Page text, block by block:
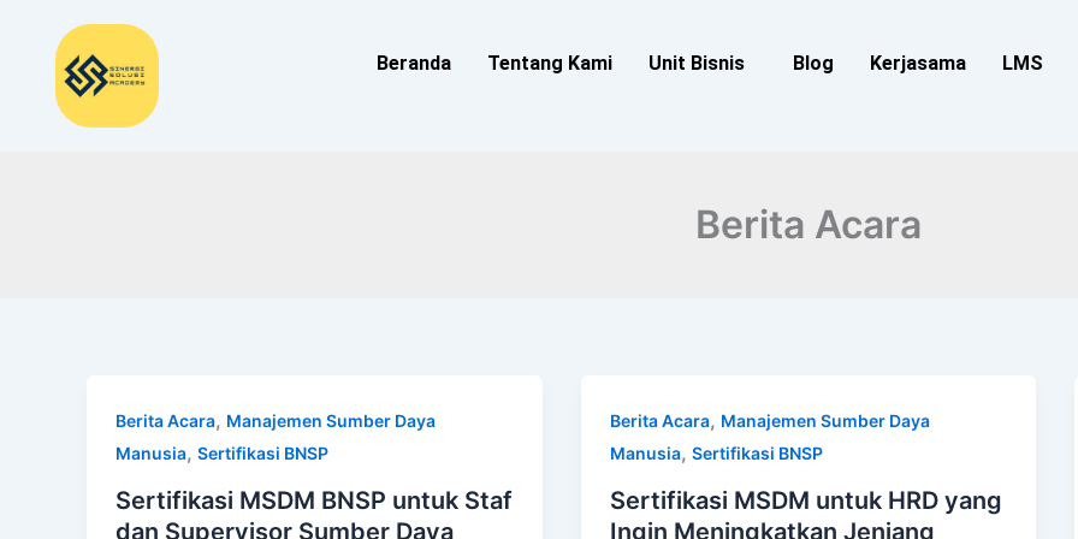
Beranda Tentang Kami Unit Bisnis Blog Kerjasama LMS
Berita Acara
Berita Acara, Manajemen Sumber Daya
Manusia, Sertifikasi BNSP
Sertifikasi MSDM BNSP untuk Staf
dan Supervisor Sumber Daya
Berita Acara, Manajemen Sumber Daya
Manusia, Sertifikasi BNSP
Sertifikasi MSDM untuk HRD yang
Ingin Meningkatkan Jenjang